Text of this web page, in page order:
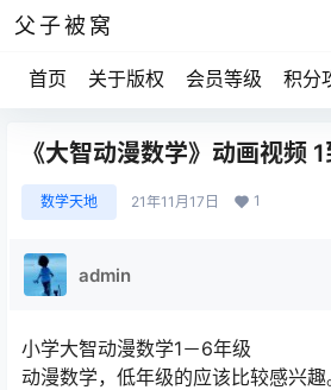
父子被窝
首页 关于版权 会员等级 积分
《大智动漫数学》动画视频
数学天地 21年11月17日 1
admin
小学大智动漫数学1－6年级
动漫数学，低年级的应该比较感兴